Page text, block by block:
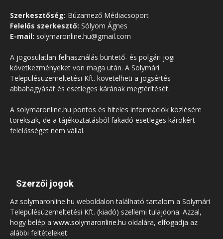
Szerkesztőség: Búzamező Médiacsoport
Felelős szerkesztő: Sólyom Ágnes
E-mail: solymaronline.hu@gmail.com
A jogosulatlan felhasználás büntető- és polgári jogi
következményeket von maga után. A Solymári
Településüzemeltetési Kft. követelheti a jogsértés
abbahagyását és esetleges kárának megtérítését.
A solymaronline.hu pontos és hiteles információk közlésére
törekszik, de a tájékoztatásból fakadó esetleges károkért
felelősséget nem vállal.
Szerzői jogok
Az solymaronline.hu weboldalon található tartalom a Solymári
Településüzemeltetési Kft. (kiadó) szellemi tulajdona. Azzal,
hogy belép a www.solymaronline.hu oldalára, elfogadja az
alábbi feltételeket: